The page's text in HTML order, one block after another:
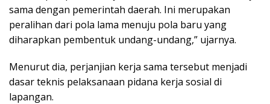
sama dengan pemerintah daerah. Ini merupakan
peralihan dari pola lama menuju pola baru yang
diharapkan pembentuk undang-undang,” ujarnya.
Menurut dia, perjanjian kerja sama tersebut menjadi
dasar teknis pelaksanaan pidana kerja sosial di
lapangan.